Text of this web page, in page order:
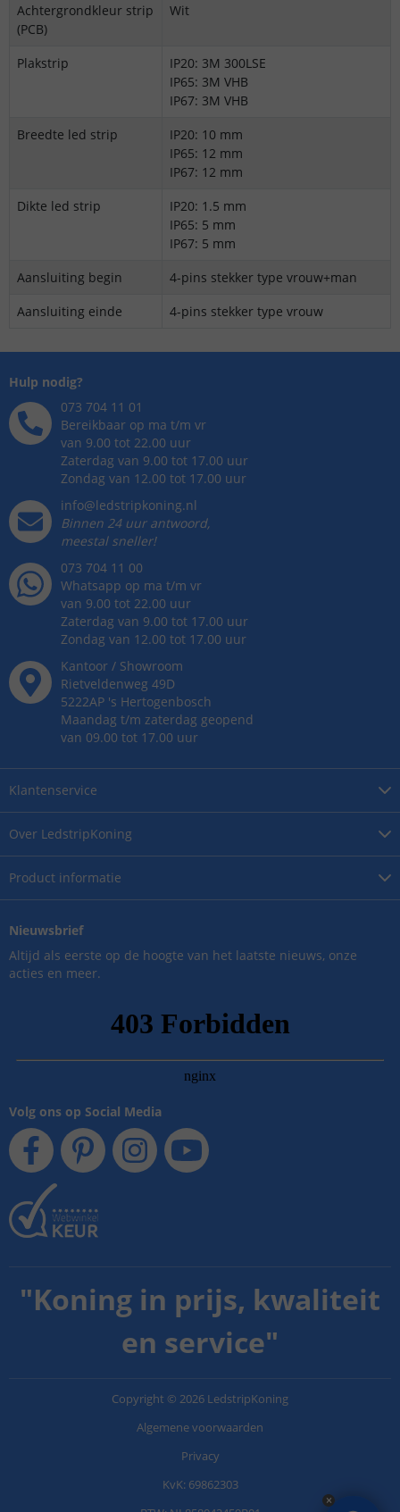
Achtergrondkleur strip
(PCB)
Wit
Plakstrip
IP20: 3M 300LSE
IP65: 3M VHB
IP67: 3M VHB
Breedte led strip
IP20: 10 mm
IP65: 12 mm
IP67: 12 mm
Dikte led strip
IP20: 1.5 mm
IP65: 5 mm
IP67: 5 mm
Aansluiting begin
4-pins stekker type vrouw+man
Aansluiting einde
4-pins stekker type vrouw
Over LedstripKoning
Product informatie
Klantenservice
Hulp nodig?
073 704 11 01
Bereikbaar op ma t/m vr
van 9.00 tot 22.00 uur
Zaterdag van 9.00 tot 17.00 uur
Zondag van 12.00 tot 17.00 uur
info@ledstripkoning.nl
Binnen 24 uur antwoord,
meestal sneller!
073 704 11 00
Whatsapp op ma t/m vr
van 9.00 tot 22.00 uur
Zaterdag van 9.00 tot 17.00 uur
Zondag van 12.00 tot 17.00 uur
Kantoor / Showroom
Rietveldenweg 49D
5222AP 's Hertogenbosch
Maandag t/m zaterdag geopend
van 09.00 tot 17.00 uur
Nieuwsbrief
Altijd als eerste op de hoogte van het laatste nieuws, onze
acties en meer.
Volg ons op Social Media
"Koning in prijs, kwaliteit
en service"
Copyright © 2026 LedstripKoning
Algemene voorwaarden
Privacy
KvK: 69862303